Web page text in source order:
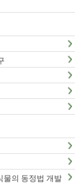
물의 동정법 개발